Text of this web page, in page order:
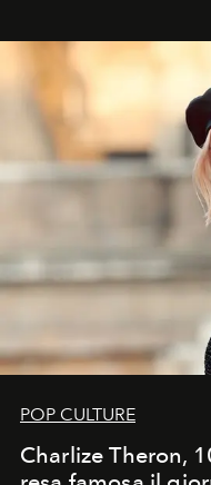
POP CULTURE
Charlize Theron,